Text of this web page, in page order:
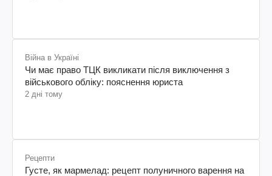
Рецепти
Густе, як мармелад: рецепт полуничного варення на
сковороді